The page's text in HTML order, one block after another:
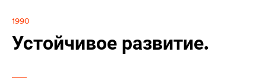
1990
Устойчивое развитие.